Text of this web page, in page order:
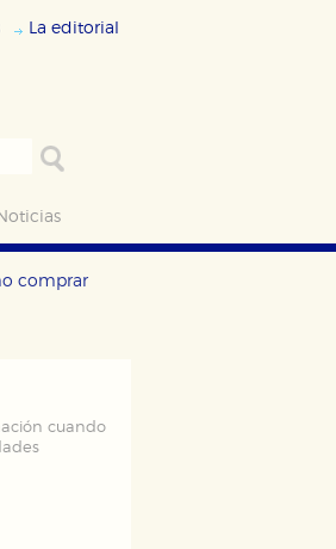
La editorial
comprar
cuando